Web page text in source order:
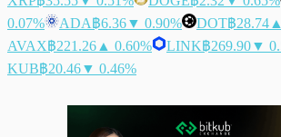
0.07%
ADA฿6.36▼ 0.90% DOT฿28.74
AVAX฿221.26 ▲ 0.60% LINK฿269.90▼
KUB฿20.46▼ 0.46%